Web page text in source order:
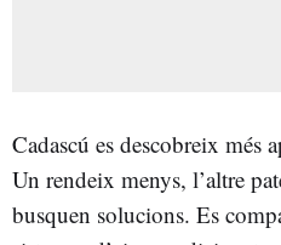
Cadascú es descobreix més
Un rendeix menys, l’altre
busquen solucions. Es